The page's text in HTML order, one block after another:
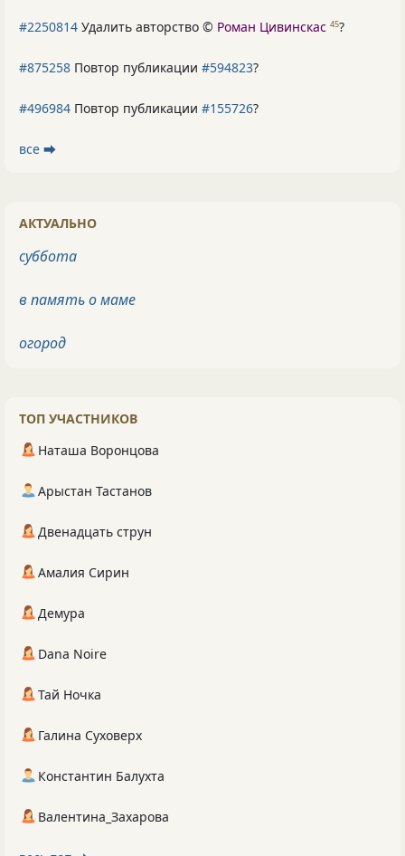
#2250814 Удалить авторство © Роман Цивинскас 45?
#875258 Повтор публикации #594823?
#496984 Повтор публикации #155726?
все ⮕
АКТУАЛЬНО
суббота
в память о маме
огород
ТОП УЧАСТНИКОВ
Наташа Воронцова
Арыстан Тастанов
Двенадцать струн
Амалия Сирин
Демура
Dana Noire
Тай Ночка
Галина Суховерх
Константин Балухта
Валентина_Захарова